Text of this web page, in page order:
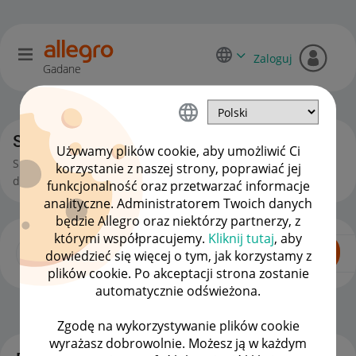
Używamy plików cookie, aby umożliwić Ci
korzystanie z naszej strony, poprawiać jej
funkcjonalność oraz przetwarzać informacje
analityczne. Administratorem Twoich danych
będzie Allegro oraz niektórzy partnerzy, z
którymi współpracujemy. Kliknij tutaj, aby
dowiedzieć się więcej o tym, jak korzystamy z
plików cookie. Po akceptacji strona zostanie
automatycznie odświeżona.
Zgodę na wykorzystywanie plików cookie
wyrażasz dobrowolnie. Możesz ją w każdym
Gadane
Zaloguj
Sprzedający o Allegro Lokalnie
Sprzedajesz na Allegro Lokalnie? Tu wymienisz się
doświadczeniami i zadasz pytania.